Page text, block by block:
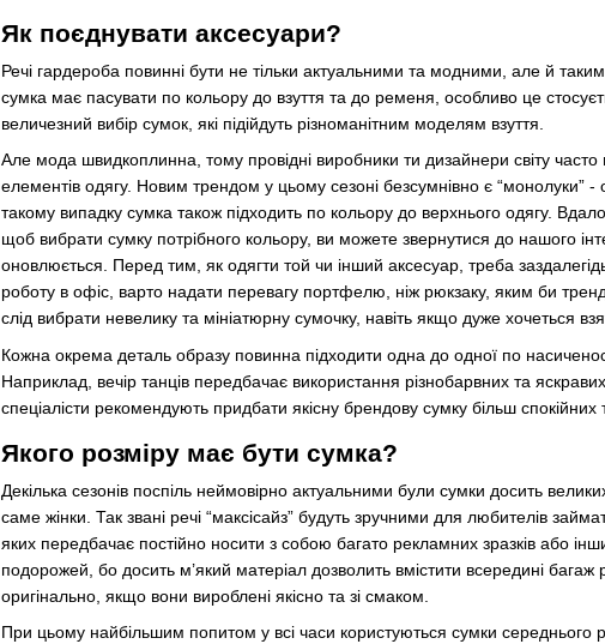
Як поєднувати аксесуари?
Речі гардероба повинні бути не тільки актуальними та модними, але й
сумка має пасувати по кольору до взуття та до ременя, особливо це
величезний вибір сумок, які підійдуть різноманітним моделям взуття.
Але мода швидкоплинна, тому провідні виробники ти дизайнери світу
елементів одягу. Новим трендом у цьому сезоні безсумнівно є “монолуки”
такому випадку сумка також підходить по кольору до верхнього одягу.
щоб вибрати сумку потрібного кольору, ви можете звернутися до нашого
оновлюється. Перед тим, як одягти той чи інший аксесуар, треба
роботу в офіс, варто надати перевагу портфелю, ніж рюкзаку, яким би
слід вибрати невелику та мініатюрну сумочку, навіть якщо дуже хочеться
Кожна окрема деталь образу повинна підходити одна до одної по
Наприклад, вечір танців передбачає використання різнобарвних та
спеціалісти рекомендують придбати якісну брендову сумку більш спокійних
Якого розміру має бути сумка?
Декілька сезонів поспіль неймовірно актуальними були сумки досить
саме жінки. Так звані речі “максісайз” будуть зручними для любителів
яких передбачає постійно носити з собою багато рекламних зразків або
подорожей, бо досить м’який матеріал дозволить вмістити всередині
оригінально, якщо вони вироблені якісно та зі смаком.
При цьому найбільшим попитом у всі часи користуються сумки середнього